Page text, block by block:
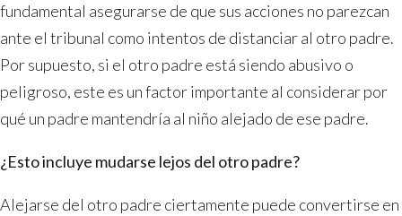
fundamental asegurarse de que sus acciones no parezcan
ante el tribunal como intentos de distanciar al otro padre.
Por supuesto, si el otro padre está siendo abusivo o
peligroso, este es un factor importante al considerar por
qué un padre mantendría al niño alejado de ese padre.
¿Esto incluye mudarse lejos del otro padre?
Alejarse del otro padre ciertamente puede convertirse en